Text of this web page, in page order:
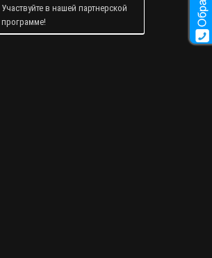
Участвуйте в нашей партнерской
программе!